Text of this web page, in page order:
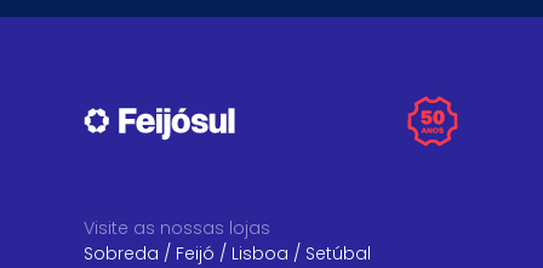
Visite as nossas lojas
Sobreda / Feijó / Lisboa / Setúbal